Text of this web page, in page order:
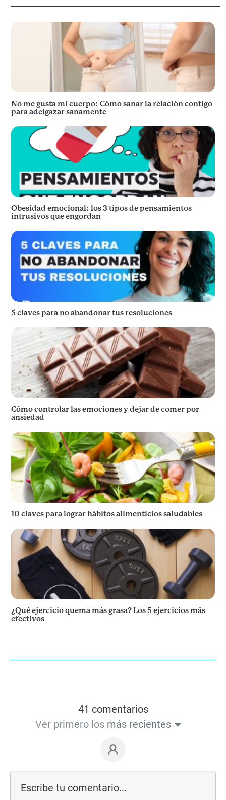
No me gusta mi cuerpo: Cómo sanar la relación contigo
para adelgazar sanamente
Obesidad emocional: los 3 tipos de pensamientos
intrusivos que engordan
5 claves para no abandonar tus resoluciones
Cómo controlar las emociones y dejar de comer por
ansiedad
10 claves para lograr hábitos alimenticios saludables
¿Qué ejercicio quema más grasa? Los 5 ejercicios más
efectivos
41 comentarios
Ver primero los más recientes